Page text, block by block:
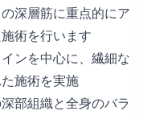
の深層筋に重点的にア
術を行います
ンを中心に、繊細な
施術を実施
部組織と全身のバラ